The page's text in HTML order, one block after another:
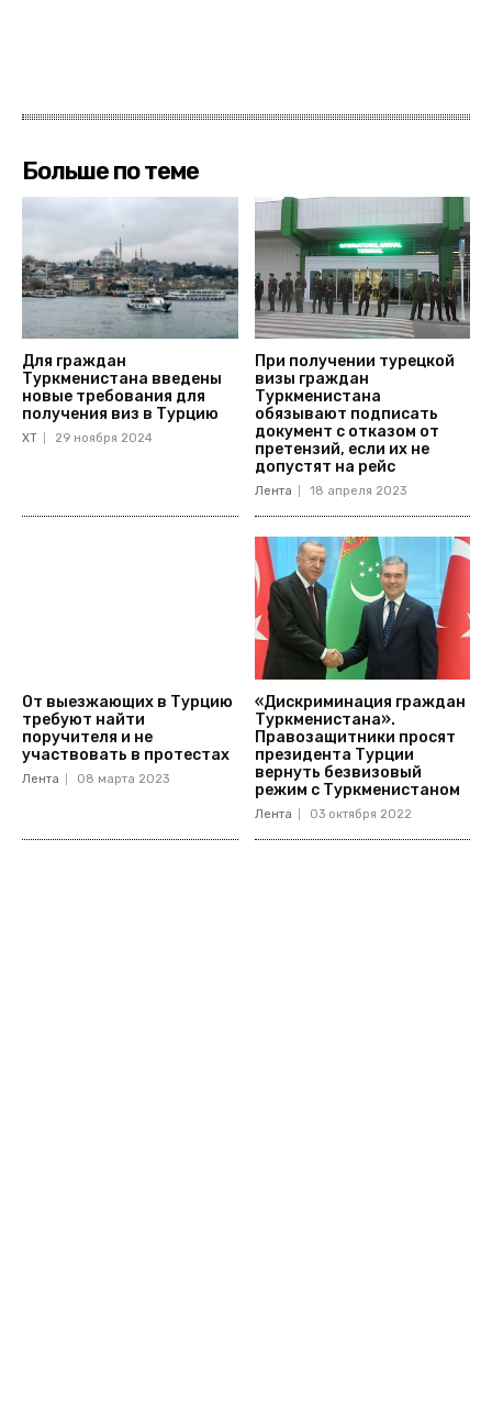
Больше по теме
Для граждан
Туркменистана введены
новые требования для
получения виз в Турцию
ХТ 29 ноября 2024
При получении турецкой
визы граждан
Туркменистана
обязывают подписать
документ с отказом от
претензий, если их не
допустят на рейс
Лента 18 апреля 2023
От выезжающих в Турцию
требуют найти
поручителя и не
участвовать в протестах
Лента 08 марта 2023
«Дискриминация граждан
Туркменистана».
Правозащитники просят
президента Турции
вернуть безвизовый
режим с Туркменистаном
Лента 03 октября 2022